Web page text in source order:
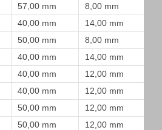
57,00 mm
8,00 mm
40,00 mm
14,00 mm
50,00 mm
8,00 mm
40,00 mm
14,00 mm
40,00 mm
12,00 mm
40,00 mm
12,00 mm
50,00 mm
12,00 mm
50,00 mm
12,00 mm